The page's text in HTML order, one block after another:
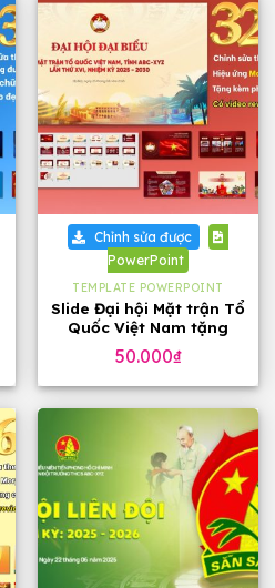
Chỉnh sửa được
PowerPoint
TEMPLATE POWERPOINT
Slide Đại hội Mặt trận Tổ
Quốc Việt Nam tặng
phông chữ (32 slide)
50.000₫